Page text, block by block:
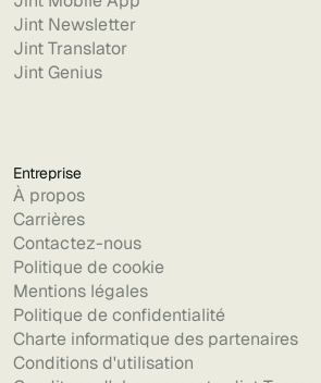
Jint Newsletter
Jint Translator
Jint Genius
Entreprise
À propos
Carrières
Contactez-nous
Politique de cookie
Mentions légales
Politique de confidentialité
Charte informatique des partenaires
Conditions d'utilisation